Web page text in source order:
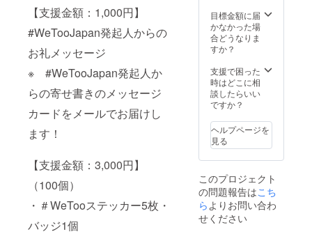
【支援金額：1,000円】
#WeTooJapan発起人からの
お礼メッセージ
※ #WeTooJapan発起人か
らの寄せ書きのメッセージ
カードをメールでお届けし
ます！
【支援金額：3,000円】
（100個）
・＃WeTooステッカー5枚・
バッジ1個
に。少
子化、
働き方
躍、
ワーク
ライフ
バラン
イバー
などを
テーマ
る。 内
閣官房
「働き
方改革
目標金額に届
かなかった場
合どうなりま
すか？
支援で困った
時はどこに相
談したらいい
ですか？
ヘルプページを
見る
このプロジェクト
の問題報告はこち
らよりお問い合わ
せください